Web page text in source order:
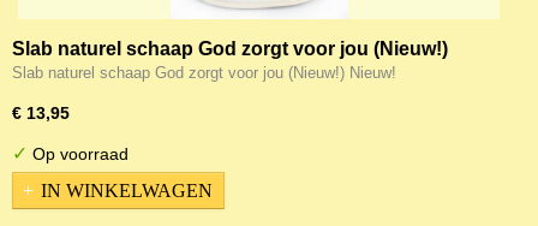
Slab naturel schaap God zorgt voor jou (Nieuw!)
Slab naturel schaap God zorgt voor jou (Nieuw!) Nieuw!
€ 13,95
✓ Op voorraad
IN WINKELWAGEN